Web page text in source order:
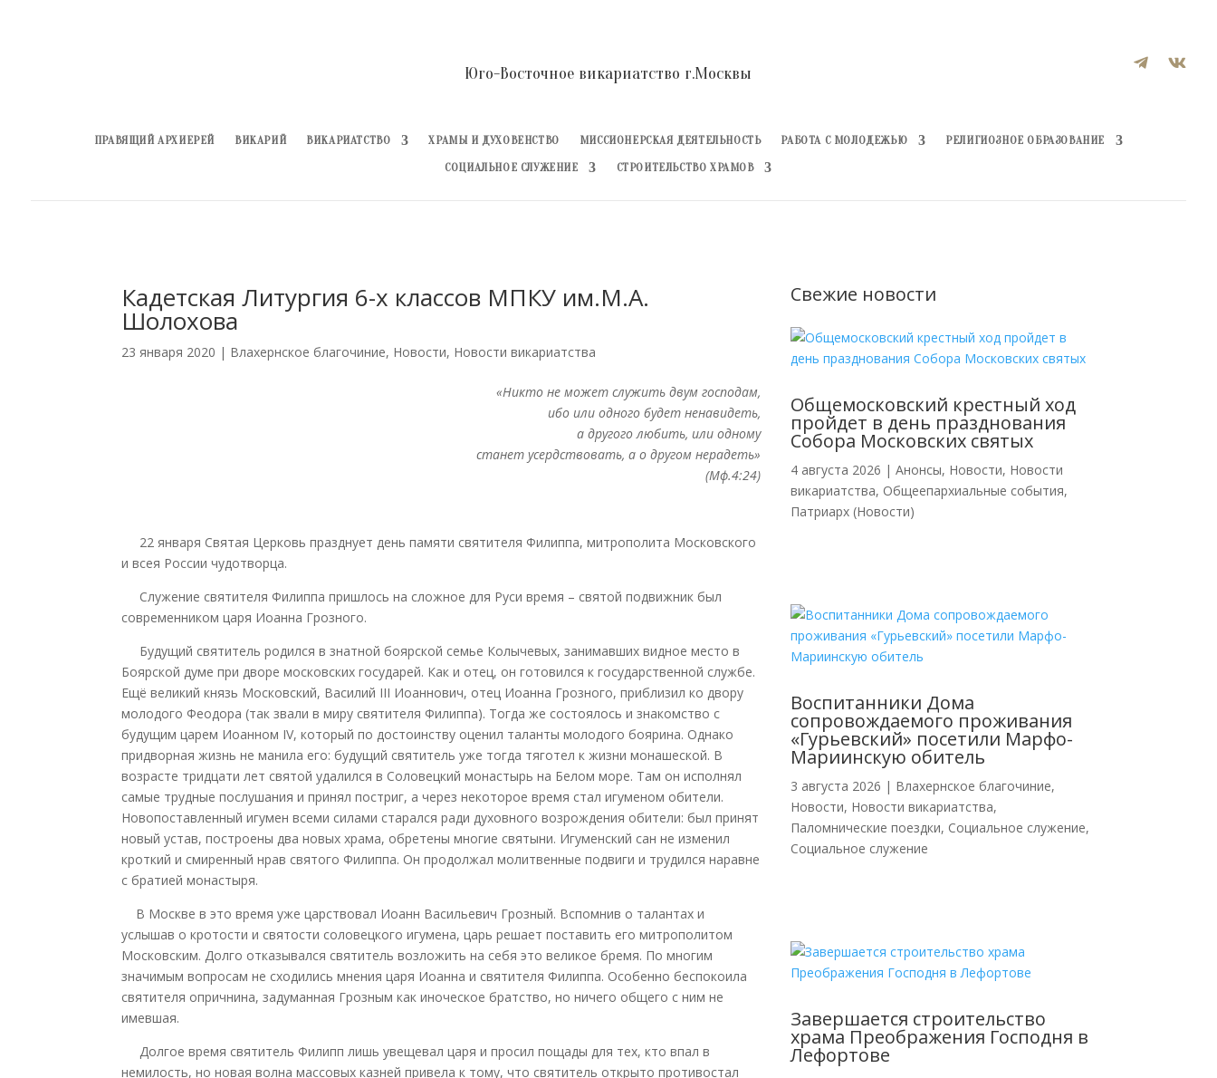
 
Юго-Восточное викариатство г.Москвы
ПРАВЯЩИЙ АРХИЕРЕЙ ВИКАРИЙ ВИКАРИАТСТВО ХРАМЫ И ДУХОВЕНСТВО МИССИОНЕРСКАЯ ДЕЯТЕЛЬНОСТЬ РАБОТА С МОЛОДЕЖЬЮ
РЕЛИГИОЗНОЕ ОБРАЗОВАНИЕ
СОЦИАЛЬНОЕ СЛУЖЕНИЕ
СТРОИТЕЛЬСТВО ХРАМОВ
Кадетская Литургия 6-х классов МПКУ им.М.А.
Шолохова
23 января 2020 | Влахернское благочиние, Новости, Новости викариатства
«Никто не может служить двум господам,
ибо или одного будет ненавидеть,
а другого любить, или одному
станет усердствовать, а о другом нерадеть»
(Мф.4:24)
22 января Святая Церковь празднует день памяти святителя Филиппа, митрополита Московского
и всея России чудотворца.
Служение святителя Филиппа пришлось на сложное для Руси время – святой подвижник был
современником царя Иоанна Грозного.
Будущий святитель родился в знатной боярской семье Колычевых, занимавших видное место в
Боярской думе при дворе московских государей. Как и отец, он готовился к государственной службе.
Ещё великий князь Московский, Василий III Иоаннович, отец Иоанна Грозного, приблизил ко двору
молодого Феодора (так звали в миру святителя Филиппа). Тогда же состоялось и знакомство с
будущим царем Иоанном IV, который по достоинству оценил таланты молодого боярина. Однако
придворная жизнь не манила его: будущий святитель уже тогда тяготел к жизни монашеской. В
возрасте тридцати лет святой удалился в Соловецкий монастырь на Белом море. Там он исполнял
самые трудные послушания и принял постриг, а через некоторое время стал игуменом обители.
Новопоставленный игумен всеми силами старался ради духовного возрождения обители: был принят
новый устав, построены два новых храма, обретены многие святыни. Игуменский сан не изменил
кроткий и смиренный нрав святого Филиппа. Он продолжал молитвенные подвиги и трудился наравне
с братией монастыря.
В Москве в это время уже царствовал Иоанн Васильевич Грозный. Вспомнив о талантах и
услышав о кротости и святости соловецкого игумена, царь решает поставить его митрополитом
Московским. Долго отказывался святитель возложить на себя это великое бремя. По многим
значимым вопросам не сходились мнения царя Иоанна и святителя Филиппа. Особенно беспокоила
святителя опричнина, задуманная Грозным как иноческое братство, но ничего общего с ним не
имевшая.
Долгое время святитель Филипп лишь увещевал царя и просил пощады для тех, кто впал в
немилость, но новая волна массовых казней привела к тому, что святитель открыто противостал
Свежие новости
Общемосковский крестный ход
пройдет в день празднования
Собора Московских святых
4 августа 2026 | Анонсы, Новости, Новости
викариатства, Общеепархиальные события,
Патриарх (Новости)
Воспитанники Дома
сопровождаемого проживания
«Гурьевский» посетили Марфо-
Мариинскую обитель
3 августа 2026 | Влахернское благочиние,
Новости, Новости викариатства,
Паломнические поездки, Социальное служение,
Социальное служение
Завершается строительство
храма Преображения Господня в
Лефортове